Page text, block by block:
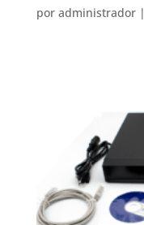
por administrador|